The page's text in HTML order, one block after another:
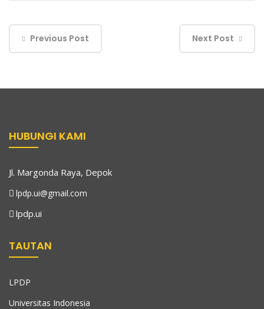
Previous Post Next Post
HUBUNGI KAMI
Jl. Margonda Raya, Depok
lpdp.ui@gmail.com
lpdp.ui
TAUTAN
LPDP
Universitas Indonesia